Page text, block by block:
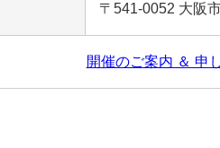
〒541-0052 大阪
開催のご案内 ＆ 申